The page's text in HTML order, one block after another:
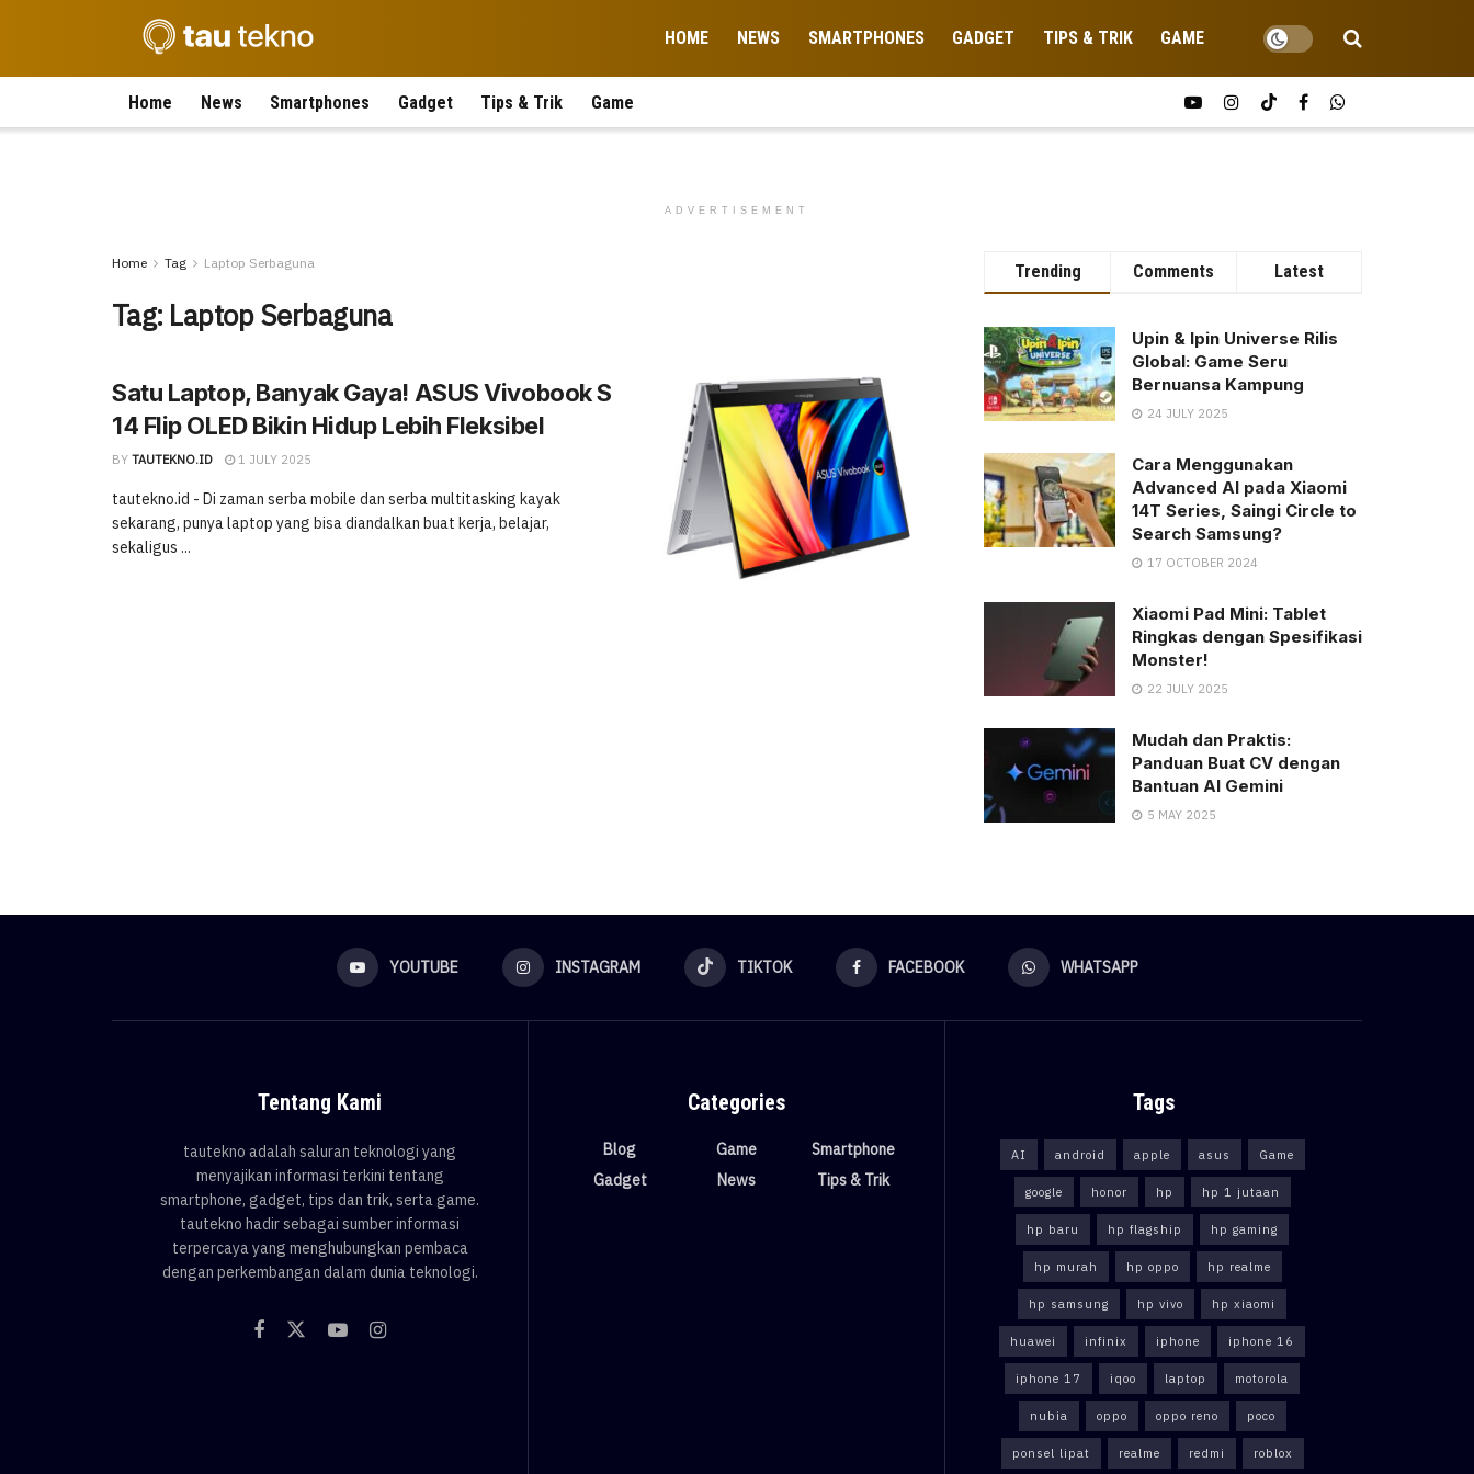
HOME NEWS SMARTPHONES GADGET TIPS & TRIK GAME
Home News Smartphones Gadget Tips & Trik Game
ADVERTISEMENT
Home Tag Laptop Serbaguna
Tag: Laptop Serbaguna
Satu Laptop, Banyak Gaya! ASUS Vivobook S
14 Flip OLED Bikin Hidup Lebih Fleksibel
BY TAUTEKNO.ID 1 JULY 2025
tautekno.id - Di zaman serba mobile dan serba multitasking kayak
sekarang, punya laptop yang bisa diandalkan buat kerja, belajar,
sekaligus ...
Trending Comments Latest
Upin & Ipin Universe Rilis
Global: Game Seru
Bernuansa Kampung
24 JULY 2025
Cara Menggunakan
Advanced AI pada Xiaomi
14T Series, Saingi Circle to
Search Samsung?
17 OCTOBER 2024
Xiaomi Pad Mini: Tablet
Ringkas dengan Spesifikasi
Monster!
22 JULY 2025
Mudah dan Praktis:
Panduan Buat CV dengan
Bantuan AI Gemini
5 MAY 2025
YOUTUBE INSTAGRAM TIKTOK FACEBOOK WHATSAPP
Tentang Kami
tautekno adalah saluran teknologi yang
menyajikan informasi terkini tentang
smartphone, gadget, tips dan trik, serta game.
tautekno hadir sebagai sumber informasi
terpercaya yang menghubungkan pembaca
dengan perkembangan dalam dunia teknologi.
Categories
Blog
Gadget
Game
News
Smartphone
Tips & Trik
Tags
AI android apple asus Game
google honor hp hp 1 jutaan
hp baru hp flagship hp gaming
hp murah hp oppo hp realme
hp samsung hp vivo hp xiaomi
huawei infinix iphone iphone 16
iphone 17 iqoo laptop motorola
nubia oppo oppo reno poco
ponsel lipat realme redmi roblox